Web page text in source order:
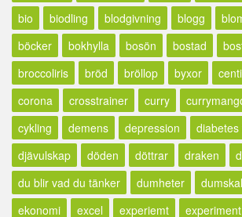
bio
biodling blodgivning blogg
böcker
bokhylla bosön bostad
broccoliris
bröd bröllop byxor
corona
crosstrainer curry
cykling
demens depression diabetes
djävulskap
döden döttrar draken
du blir vad du tänker
dumheter
ekonomi
excel experiemt experiment